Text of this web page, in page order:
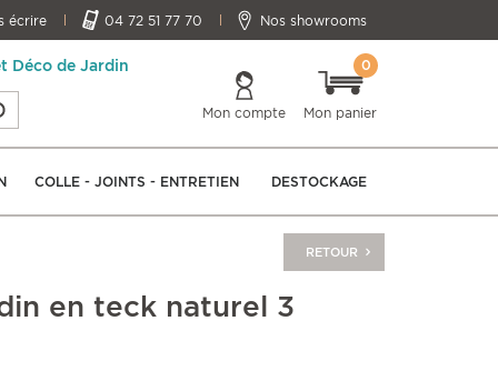
écrire 04 72 51 77 70 Nos showrooms
Déco de Jardin
Mon compte Mon panier
0
COLLE - JOINTS - ENTRETIEN DESTOCKAGE
RETOUR
en teck naturel 3